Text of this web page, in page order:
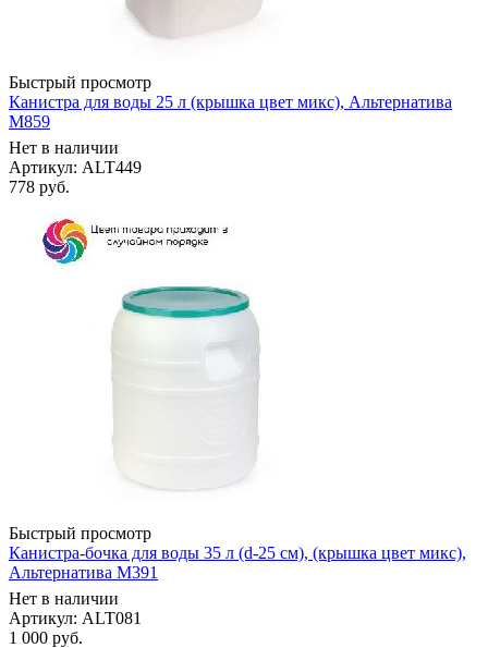
Быстрый просмотр
Канистра для воды 25 л (крышка цвет микс), Альтернатива
М859
Нет в наличии
Артикул: ALT449
778 руб.
Быстрый просмотр
Канистра-бочка для воды 35 л (d-25 см), (крышка цвет микс),
Альтернатива М391
Нет в наличии
Артикул: ALT081
1 000 руб.